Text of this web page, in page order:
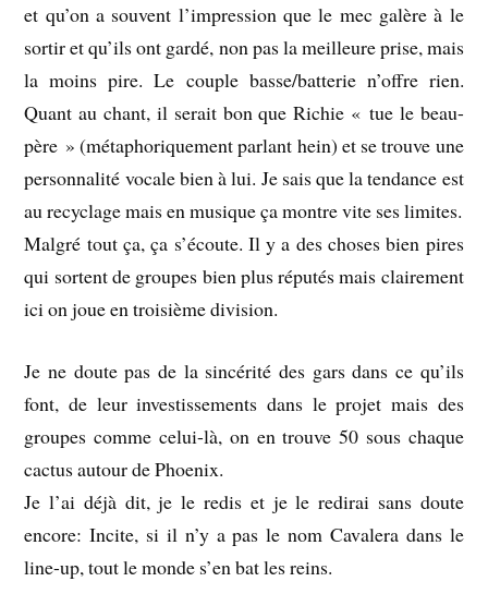
et qu’on a souvent l’impression que le mec galère à le
sortir et qu’ils ont gardé, non pas la meilleure prise, mais
la moins pire. Le couple basse/batterie n’offre rien.
Quant au chant, il serait bon que Richie « tue le beau-
père » (métaphoriquement parlant hein) et se trouve une
personnalité vocale bien à lui. Je sais que la tendance est
au recyclage mais en musique ça montre vite ses limites.
Malgré tout ça, ça s’écoute. Il y a des choses bien pires
qui sortent de groupes bien plus réputés mais clairement
ici on joue en troisième division.
Je ne doute pas de la sincérité des gars dans ce qu’ils
font, de leur investissements dans le projet mais des
groupes comme celui-là, on en trouve 50 sous chaque
cactus autour de Phoenix.
Je l’ai déjà dit, je le redis et je le redirai sans doute
encore: Incite, si il n’y a pas le nom Cavalera dans le
line-up, tout le monde s’en bat les reins.